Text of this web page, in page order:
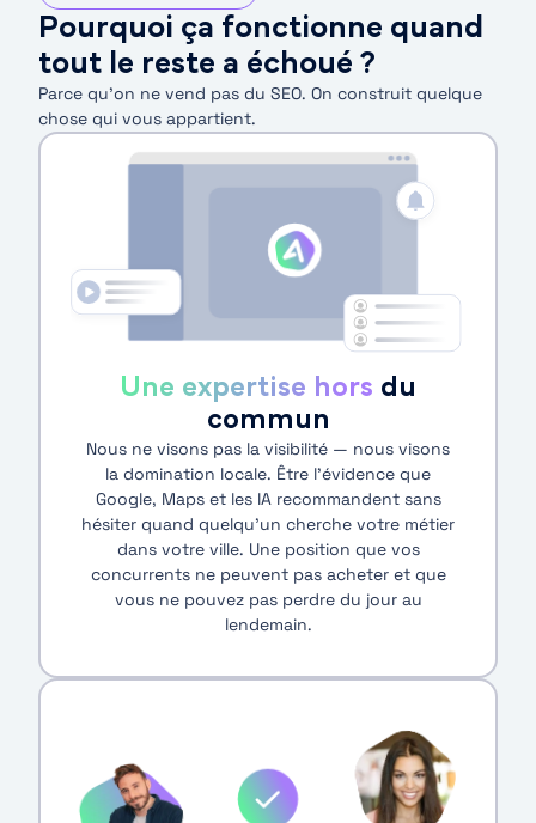
Pourquoi ça fonctionne quand
tout le reste a échoué ?
Parce qu’on ne vend pas du SEO. On construit quelque
chose qui vous appartient.
Une expertise hors du
commun
Nous ne visons pas la visibilité — nous visons
la domination locale. Être l’évidence que
Google, Maps et les IA recommandent sans
hésiter quand quelqu’un cherche votre métier
dans votre ville. Une position que vos
concurrents ne peuvent pas acheter et que
vous ne pouvez pas perdre du jour au
lendemain.